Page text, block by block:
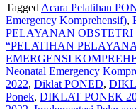
Tagged Acara Pelatihan
Emergency Komprehensif),
PELAYANAN
“PELATIHAN
EMERGENSI
Neonatal Emergency
2022, Diklat PONED,
Ponek, DIKLAT PONEK